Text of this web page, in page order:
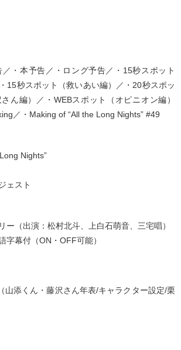
／・本予告／・ロング予告／・15秒スポット
15秒スポット（救いあい編）／・20秒スポッ
ん編）／・WEBスポット（オピニオン編）
／・Making of “All the Long Nights” #49
Nights”
ェスト
ー（出演：松村北斗、上白石萌音、三宅唱）
字幕付（ON・OFF可能）
山添くん・藤沢さん年表/キャラクター設定/栗